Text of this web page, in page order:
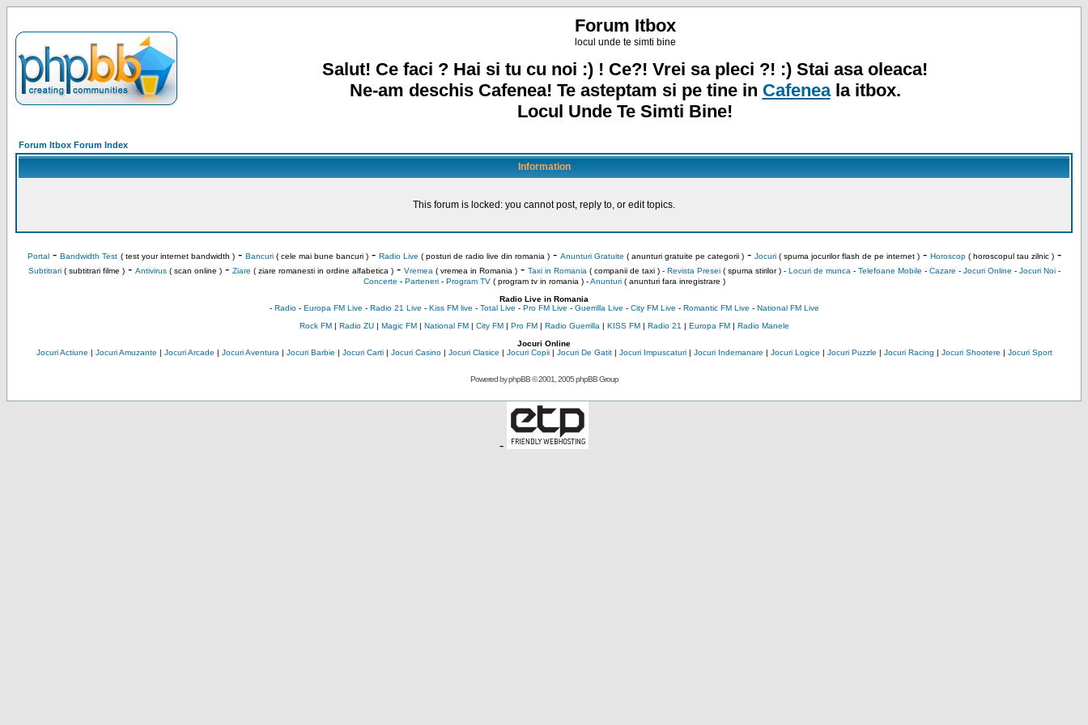
Forum Itbox
locul unde te simti bine
Salut! Ce faci ? Hai si tu cu noi :) ! Ce?! Vrei sa pleci ?! :) Stai asa oleaca!
Ne-am deschis Cafenea! Te asteptam si pe tine in Cafeneala itbox.
Locul Unde Te Simti Bine!
Forum Itbox Forum Index
Information
This forum is locked: you cannot post, reply to, or edit topics.
Portal- Bandwidth Test ( test your internet bandwidth )- Bancuri( cele mai bune bancuri )- Radio Live ( posturi de radio live din romania )- Anunturi Gratuite ( anunturi gratuite pe categorii )- Jocuri( spuma jocurilor flash de pe internet )- Horoscop( horoscopul tau zilnic )-
Subtitrari( subtitrari filme )- Antivirus( scan online )- Ziare ( ziare romanesti in ordine alfabetica )- Vremea ( vremea in Romania )- Taxi in Romania ( companii de taxi ) - Revista Presei( spuma stirilor ) - Locuri de munca - Telefoane Mobile - Cazare - Jocuri Online - Jocuri Noi-
Concerte - Parteneri- Program TV( program tv in romania )-Anunturi( anunturi fara inregistrare )
Radio Live in Romania
- Radio- Europa FM Live - Radio 21 Live - Kiss FM live - Total Live - Pro FM Live - Guerrilla Live - City FM Live - Romantic FM Live - National FM Live
Rock FM| Radio ZU| Magic FM| National FM| City FM| Pro FM| Radio Guerrilla | KISS FM| Radio 21 | Europa FM| Radio Manele
Jocuri Online
Jocuri Actiune | Jocuri Amuzante | Jocuri Arcade | Jocuri Aventura | Jocuri Barbie | Jocuri Carti| Jocuri Casino| Jocuri Clasice | Jocuri Copii| Jocuri De Gatit| Jocuri Impuscaturi| Jocuri Indemanare | Jocuri Logice | Jocuri Puzzle | Jocuri Racing | Jocuri Shootere | Jocuri Sport
Powered byphpBB© 2001, 2005 phpBB Group
-